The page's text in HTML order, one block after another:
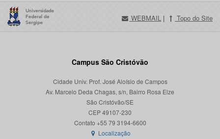
WEBMAIL | Topo do Site
Campus São Cristóvão
Cidade Univ. Prof. José Aloísio de Campos
Av. Marcelo Deda Chagas, s/n, Bairro Rosa Elze
São Cristóvão/SE
CEP 49107-230
Localização